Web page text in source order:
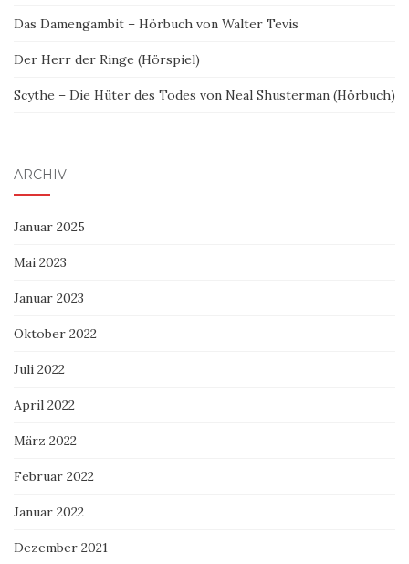
Das Damengambit – Hörbuch von Walter Tevis
Der Herr der Ringe (Hörspiel)
Scythe – Die Hüter des Todes von Neal Shusterman (Hörbuch)
ARCHIV
Januar 2025
Mai 2023
Januar 2023
Oktober 2022
Juli 2022
April 2022
März 2022
Februar 2022
Januar 2022
Dezember 2021